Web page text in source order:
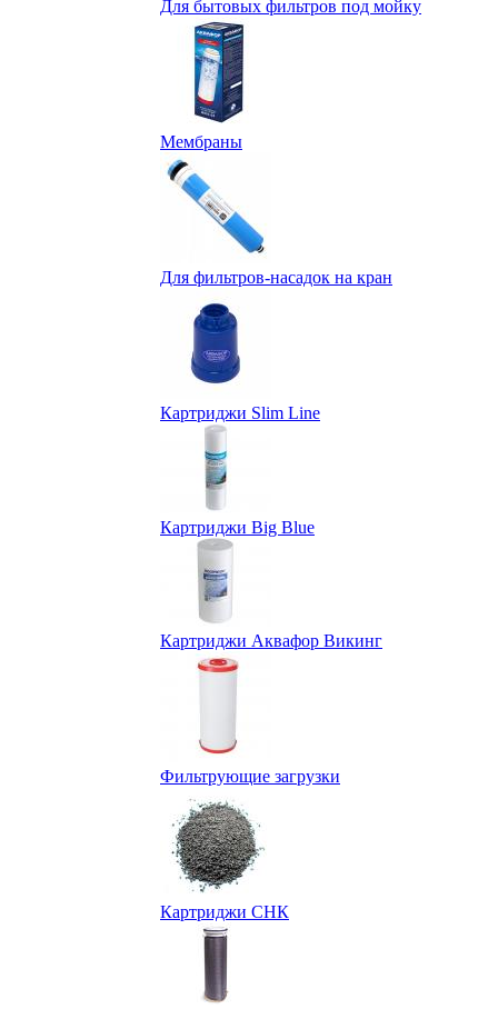
Для бытовых фильтров под мойку
Мембраны
Для фильтров-насадок на кран
Картриджи Slim Line
Картриджи Big Blue
Картриджи Аквафор Викинг
Фильтрующие загрузки
Картриджи СНК